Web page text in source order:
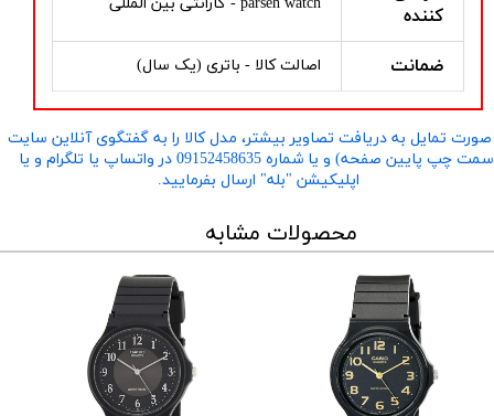
کننده
ضمانت اصالت کالا - باتری (یک سال)
تمایل به دریافت تصاویر بیشتر، مدل کالا را به گفتگوی آنلاین سایت
​​​​​​​(سمت چپ پایین صفحه) و یا شماره 09152458635 در واتساپ یا تلگرام و یا
اپلیکیشن "بله" ارسال بفرمایید.
محصولات مشابه